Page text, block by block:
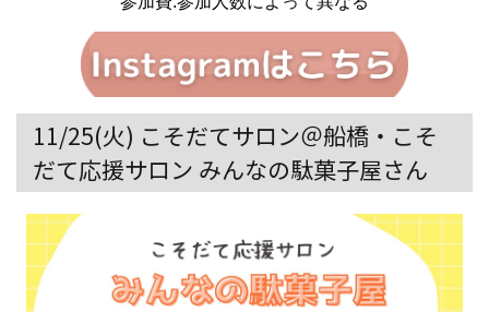
11/25(火) こそだてサロン＠船橋・こそ
だて応援サロン みんなの駄菓子屋さん